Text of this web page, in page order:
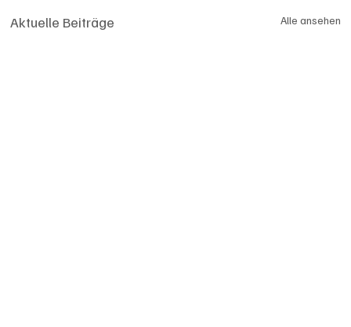
Aktuelle Beiträge Alle ansehen